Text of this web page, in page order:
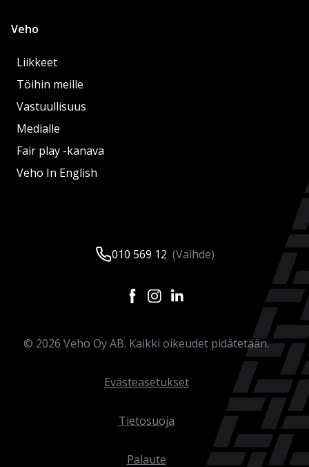
Veho
Liikkeet
Töihin meille
Vastuullisuus
Medialle
Fair play -kanava
Veho In English
010 569 12 (Vaihde)
© 2026 Veho Oy AB. Kaikki oikeudet pidätetään.
Evästeasetukset
Tietosuoja
Palaute